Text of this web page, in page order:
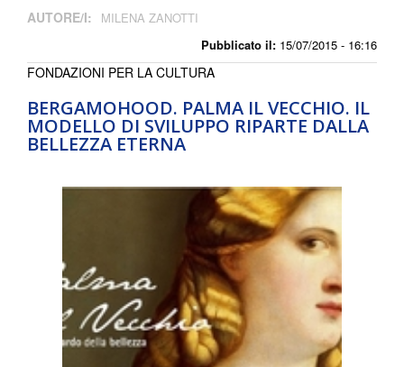
Pubblicato il: 15/07/2015 - 16:16
AUTORE/I: MILENA ZANOTTI
BERGAMOHOOD. PALMA IL VECCHIO. IL
MODELLO DI SVILUPPO RIPARTE DALLA
BELLEZZA ETERNA
FONDAZIONI PER LA CULTURA